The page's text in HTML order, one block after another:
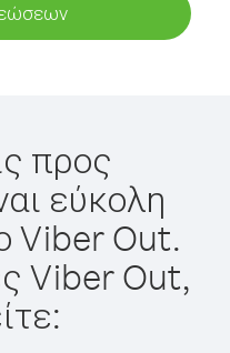
προς
εύκολη
Viber Out.
Viber Out,